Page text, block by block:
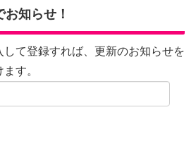
知らせ！
して登録すれば、更新のお知らせを
す。